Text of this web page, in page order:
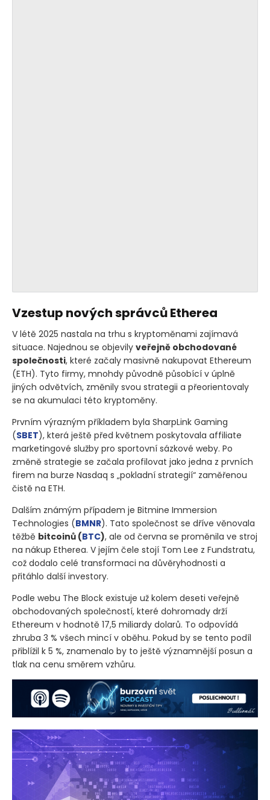
Vzestup nových správců Etherea
V létě 2025 nastala na trhu s kryptoměnami zajímavá
situace. Najednou se objevily veřejně obchodované
společnosti, které začaly masivně nakupovat Ethereum
(ETH). Tyto firmy, mnohdy původně působící v úplně
jiných odvětvích, změnily svou strategii a přeorientovaly
se na akumulaci této kryptoměny.
Prvním výrazným příkladem byla SharpLink Gaming
(SBET), která ještě před květnem poskytovala affiliate
marketingové služby pro sportovní sázkové weby. Po
změně strategie se začala profilovat jako jedna z prvních
firem na burze Nasdaq s „pokladní strategií“ zaměřenou
čistě na ETH.
Dalším známým případem je Bitmine Immersion
Technologies (BMNR). Tato společnost se dříve věnovala
těžbě bitcoinů (BTC), ale od června se proměnila ve stroj
na nákup Etherea. V jejím čele stojí Tom Lee z Fundstratu,
což dodalo celé transformaci na důvěryhodnosti a
přitáhlo další investory.
Podle webu The Block existuje už kolem deseti veřejně
obchodovaných společností, které dohromady drží
Ethereum v hodnotě 17,5 miliardy dolarů. To odpovídá
zhruba 3 % všech mincí v oběhu. Pokud by se tento podíl
přiblížil k 5 %, znamenalo by to ještě významnější posun a
tlak na cenu směrem vzhůru.